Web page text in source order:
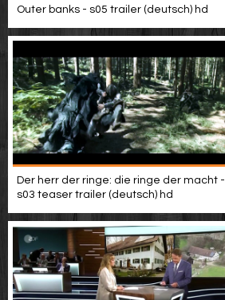
Outer banks - s05 trailer (deutsch) hd
Der herr der ringe: die ringe der macht -
s03 teaser trailer (deutsch) hd